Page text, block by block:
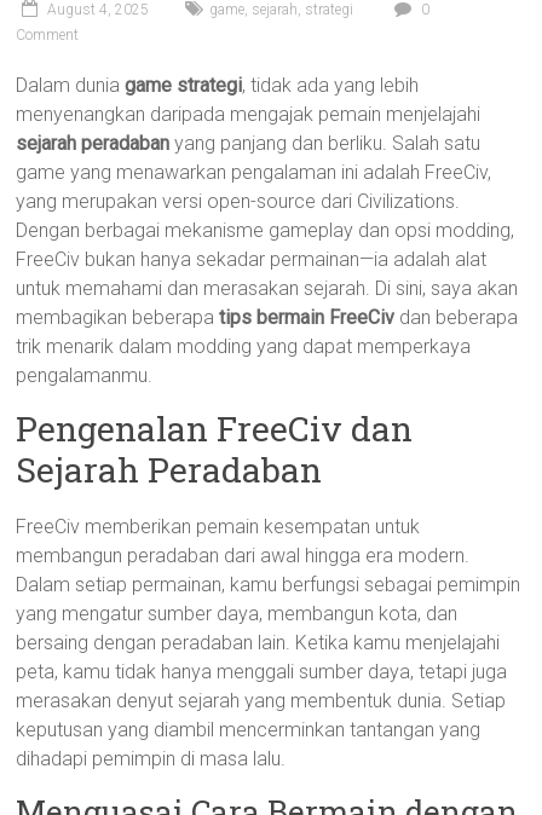
August 4, 2025 game, sejarah, strategi
0
Comment
Dalam duniagame strategi, tidak ada yang lebih
menyenangkan daripada mengajak pemain menjelajahi
sejarah peradaban yang panjang dan berliku. Salah satu
game yang menawarkan pengalaman ini adalah FreeCiv,
yang merupakan versi open-source dari Civilizations.
Dengan berbagai mekanisme gameplay dan opsi modding,
FreeCiv bukan hanya sekadar permainan—ia adalah alat
untuk memahami dan merasakan sejarah. Di sini, saya akan
membagikan beberapatips bermain FreeCiv dan beberapa
trik menarik dalam modding yang dapat memperkaya
pengalamanmu.
Pengenalan FreeCiv dan
Sejarah Peradaban
FreeCiv memberikan pemain kesempatan untuk
membangun peradaban dari awal hingga era modern.
Dalam setiap permainan, kamu berfungsi sebagai pemimpin
yang mengatur sumber daya, membangun kota, dan
bersaing dengan peradaban lain. Ketika kamu menjelajahi
peta, kamu tidak hanya menggali sumber daya, tetapi juga
merasakan denyut sejarah yang membentuk dunia. Setiap
keputusan yang diambil mencerminkan tantangan yang
dihadapi pemimpin di masa lalu.